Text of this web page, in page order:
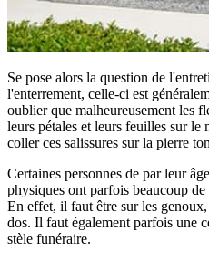
Se pose alors la question de
l'enterrement, celle-ci est
oublier que malheureusement les
leurs pétales et leurs feuilles sur
coller ces salissures sur la pierre
Certaines personnes de par leur
physiques ont parfois beaucoup
En effet, il faut être sur les
dos. Il faut également parfois une
stèle funéraire.